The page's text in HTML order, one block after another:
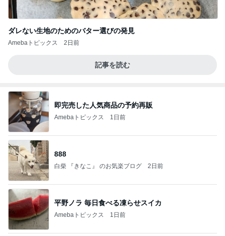
ダレない生地のためのバター選びの発見
Amebaトピックス 2日前
記事を読む
即完売した人気商品の予約再販
Amebaトピックス 1日前
888
白柴 『きなこ』 のお気楽ブログ 2日前
平野ノラ 毎日食べる凍らせスイカ
Amebaトピックス 1日前